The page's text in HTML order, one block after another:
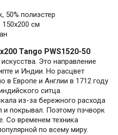
50% полиэстер
150х200 см
Tango PWS1520-50
Это направление
и Индии. Но расцвет
в Европе и Англии в 1712 году
ситца.
из-за бережного расхода
и покрывал. Поэтому пэчворк
Со временем техника
по всему миру.